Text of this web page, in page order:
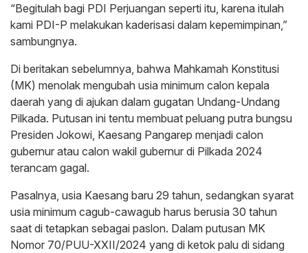
“Begitulah bagi PDI Perjuangan seperti itu, karena itulah
kami PDI-P melakukan kaderisasi dalam kepemimpinan,”
sambungnya.
Di beritakan sebelumnya, bahwa Mahkamah Konstitusi
(MK) menolak mengubah usia minimum calon kepala
daerah yang di ajukan dalam gugatan Undang-Undang
Pilkada. Putusan ini tentu membuat peluang putra bungsu
Presiden Jokowi, Kaesang Pangarep menjadi calon
gubernur atau calon wakil gubernur di Pilkada 2024
terancam gagal.
Pasalnya, usia Kaesang baru 29 tahun, sedangkan syarat
usia minimum cagub-cawagub harus berusia 30 tahun
saat di tetapkan sebagai paslon. Dalam putusan MK
Nomor 70/PUU-XXII/2024 yang di ketok palu di sidang